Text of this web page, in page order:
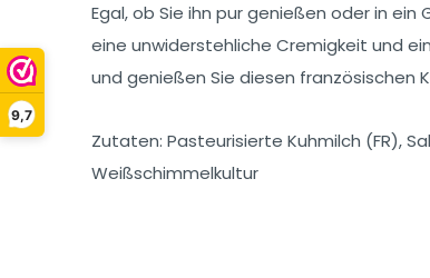
9,7
Egal, ob Sie ihn pur genießen oder in
eine unwiderstehliche Cremigkeit und
und genießen Sie diesen französischen
Zutaten: Pasteurisierte Kuhmilch (FR),
Weißschimmelkultur